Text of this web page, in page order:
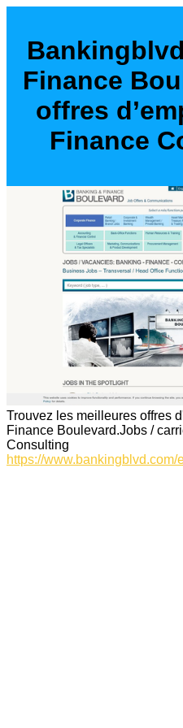
Finance
offres
Finance
Trouvez les meilleures offres
Finance Boulevard.Jobs /
Consulting
https://www.bankingblvd.com/